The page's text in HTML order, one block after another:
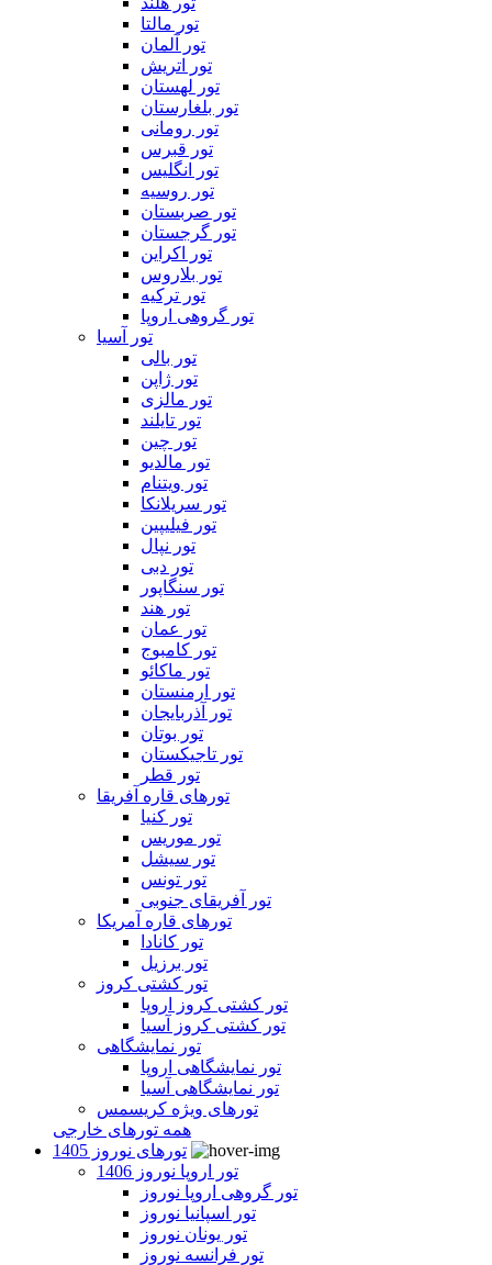
تور مالتا
تور آلمان
تور اتریش
تور لهستان
تور بلغارستان
تور رومانی
تور قبرس
تور انگلیس
تور روسیه
تور صربستان
تور گرجستان
تور اکراین
تور بلاروس
تور ترکیه
تور گروهی اروپا
تور آسیا
تور بالی
تور ژاپن
تور مالزی
تور تایلند
تور چین
تور مالدیو
تور ویتنام
تور سریلانکا
تور فیلیپین
تور نپال
تور دبی
تور سنگاپور
تور هند
تور عمان
تور کامبوج
تور ماکائو
تور ارمنستان
تور آذربایجان
تور بوتان
تور تاجیکستان
تور قطر
تورهای قاره آفریقا
تور کنیا
تور موریس
تور سیشل
تور تونس
تور آفریقای جنوبی
تورهای قاره آمریکا
تور کانادا
تور برزیل
تور کشتی کروز
تور کشتی کروز اروپا
تور کشتی کروز آسیا
تور نمایشگاهی
تور نمایشگاهی اروپا
تور نمایشگاهی آسیا
تورهای ویژه کریسمس
همه تورهای خارجی
تورهای نوروز 1405
تور اروپا نوروز 1406
تور گروهی اروپا نوروز
تور اسپانیا نوروز
تور یونان نوروز
تور فرانسه نوروز